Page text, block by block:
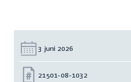
Datum:
3 juni 2026
Nummer:
21501-08-1032